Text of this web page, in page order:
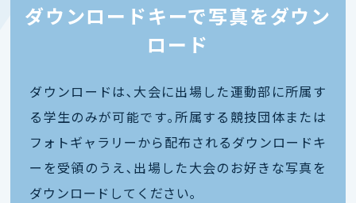
ダウンロードキーで写真をダウン
ロード
ダウンロードは､大会に出場した運動部に所属す
る学生のみが可能です｡所属する競技団体または
フォトギャラリーから配布されるダウンロードキ
ーを受領のうえ､出場した大会のお好きな写真を
ダウンロードしてください｡